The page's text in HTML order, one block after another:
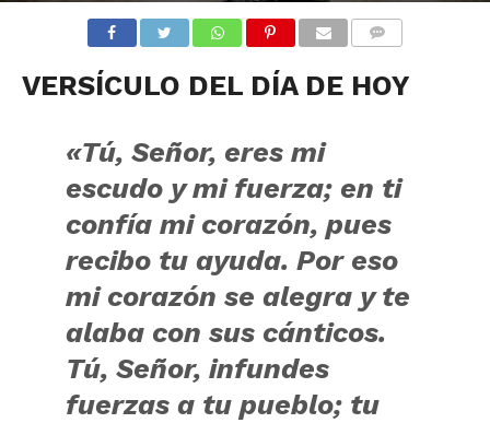
VERSÍCULO DEL DÍA DE HOY
«Tú, Señor, eres mi
escudo y mi fuerza; en ti
confía mi corazón, pues
recibo tu ayuda. Por eso
mi corazón se alegra y te
alaba con sus cánticos.
Tú, Señor, infundes
fuerzas a tu pueblo; tu